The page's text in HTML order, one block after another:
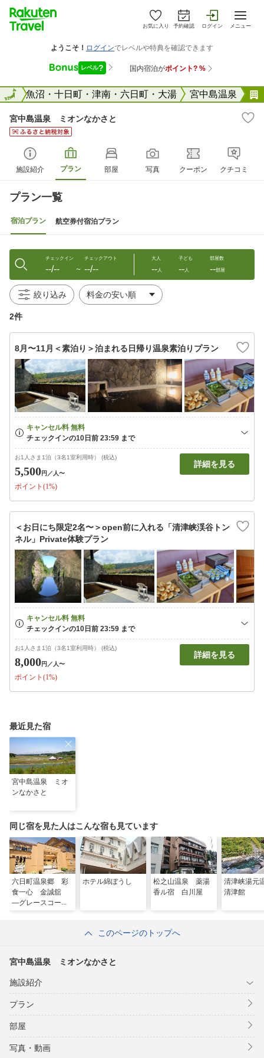
お気に入り 予約確認 ログイン メニュー
県 魚沼・十日町・津南・六日町・大湯 宮中島温泉
全国
宮中島温泉 ミオンなかさと
施設紹介 プラン 部屋 写真 クーポン クチコミ
プラン一覧
宿泊プラン 航空券付宿泊プラン
チェックイン
--/-- 〜
チェックアウト
--/--
大人
--人
子ども
--人
部屋数
--部屋
絞り込み
2件
8月〜11月＜素泊り＞泊まれる日帰り温泉素泊りプラン
お1人さま1泊（3名1室利用時） (税込)
5,500円 ／人〜
ポイント(1%)
詳細を見る
＜お日にち限定2名〜＞open前に入れる「清津峡渓谷トン
ネル」Private体験プラン
お1人さま1泊（3名1室利用時） (税込)
8,000円 ／人〜
ポイント(1%)
詳細を見る
最近見た宿
宮中島温泉 ミオ
ンなかさと
同じ宿を見た人はこんな宿も見ています
六日町温泉郷 彩
食一心 金誠舘
―グレースコー
ホテル綿ぼうし
松之山温泉 薬湯
香ル宿 白川屋
清津峡湯
清津館
このページのトップへ
宮中島温泉 ミオンなかさと
施設紹介
プラン
部屋
写真・動画